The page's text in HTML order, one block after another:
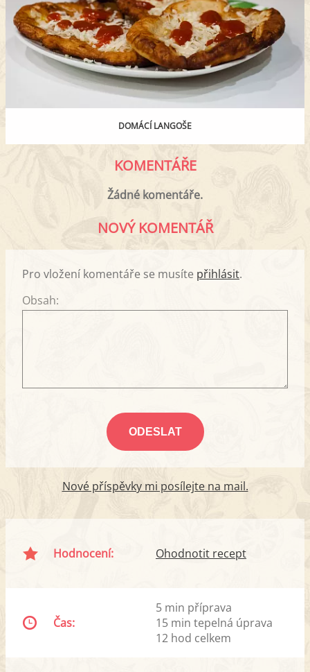
DOMÁCÍ LANGOŠE
KOMENTÁŘE
Žádné komentáře.
NOVÝ KOMENTÁŘ
Pro vložení komentáře se musíte přihlásit.
Obsah:
Nové příspěvky mi posílejte na mail.
Hodnocení: Ohodnotit recept
Čas:
5 min příprava
15 min tepelná úprava
12 hod celkem